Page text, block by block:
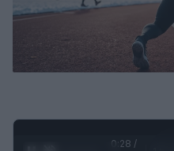
0:29 /